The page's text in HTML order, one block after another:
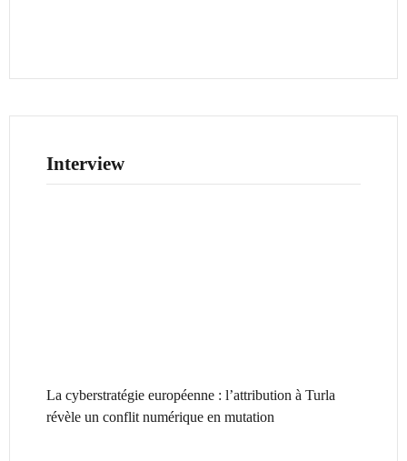
Interview
La cyberstratégie européenne : l’attribution à Turla
révèle un conflit numérique en mutation